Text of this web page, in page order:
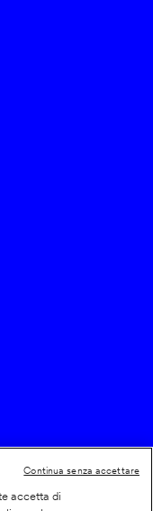
accetta di
Continua senza accettare